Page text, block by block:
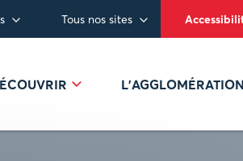
Tous nos sites
L’AGGLOMÉRATION